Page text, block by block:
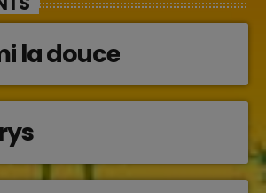
la douce